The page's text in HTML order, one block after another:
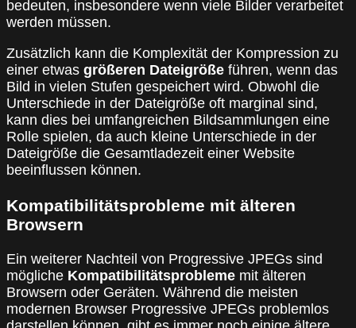
bedeuten, insbesondere wenn viele Bilder verarbeitet
werden müssen.
Zusätzlich kann die Komplexität der Kompression zu
einer etwas größeren Dateigröße führen, wenn das
Bild in vielen Stufen gespeichert wird. Obwohl die
Unterschiede in der Dateigröße oft marginal sind,
kann dies bei umfangreichen Bildsammlungen eine
Rolle spielen, da auch kleine Unterschiede in der
Dateigröße die Gesamtladezeit einer Website
beeinflussen können.
Kompatibilitätsprobleme mit älteren
Browsern
Ein weiterer Nachteil von Progressive JPEGs sind
mögliche Kompatibilitätsprobleme mit älteren
Browsern oder Geräten. Während die meisten
modernen Browser Progressive JPEGs problemlos